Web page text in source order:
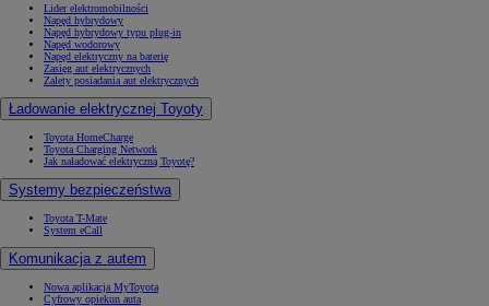
Lider elektromobilności
Napęd hybrydowy
Napęd hybrydowy typu plug-in
Napęd wodorowy
Napęd elektryczny na baterię
Zasięg aut elektrycznych
Zalety posiadania aut elektrycznych
Ładowanie elektrycznej Toyoty
Toyota HomeCharge
Toyota Charging Network
Jak naładować elektryczną Toyotę?
Systemy bezpieczeństwa
Toyota T-Mate
System eCall
Komunikacja z autem
Nowa aplikacja MyToyota
Cyfrowy opiekun auta